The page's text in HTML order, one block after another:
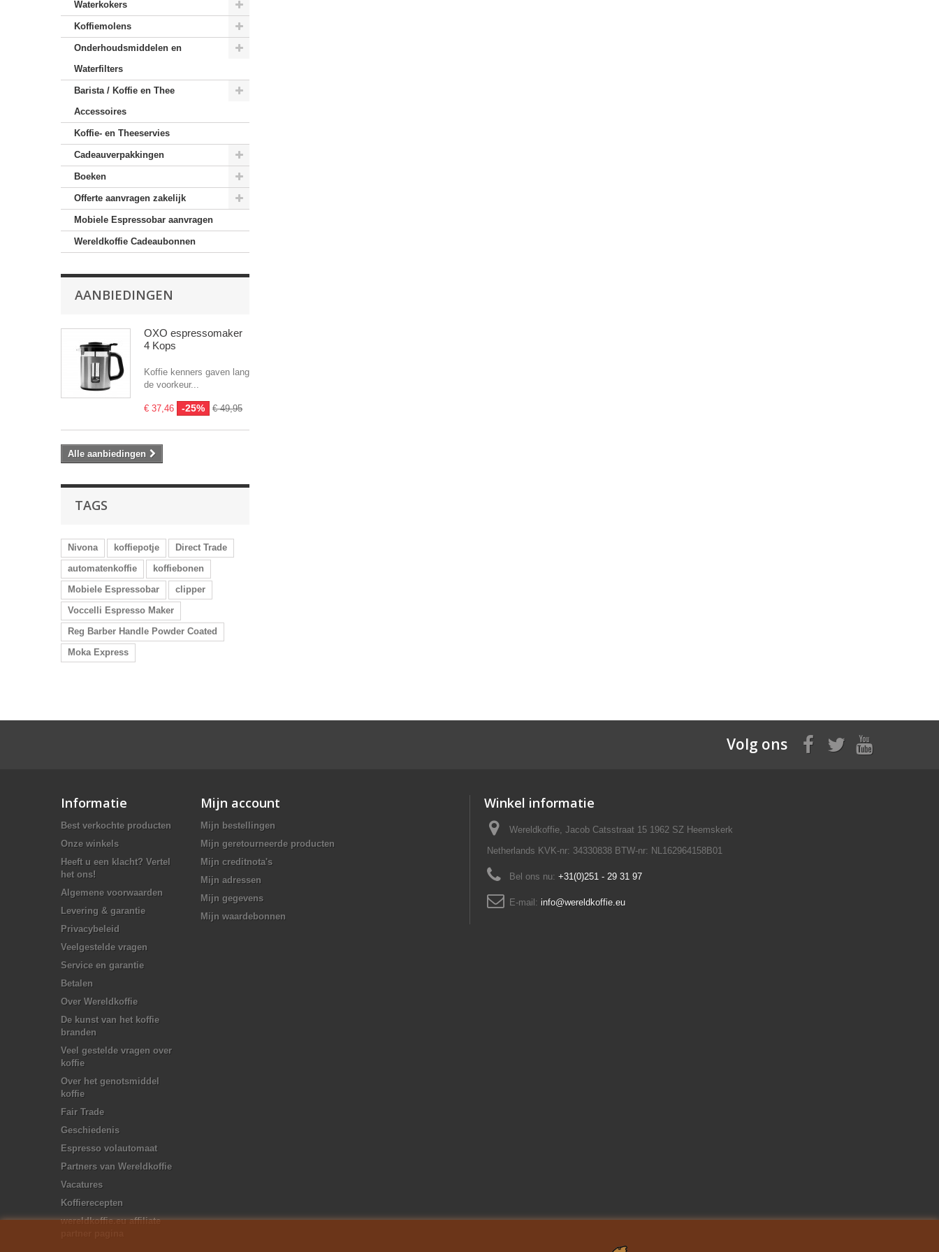
Waterkokers
Koffiemolens
Onderhoudsmiddelen en
Waterfilters
Barista / Koffie en Thee
Accessoires
Koffie- en Theeservies
Cadeauverpakkingen
Boeken
Offerte aanvragen zakelijk
Mobiele Espressobar aanvragen
Wereldkoffie Cadeaubonnen
AANBIEDINGEN
OXO espressomaker
4 Kops
Koffie kenners gaven lang
de voorkeur...
€ 37,46 -25% € 49,95
Alle aanbiedingen
TAGS
Nivona koffiepotje
Direct Trade
automatenkoffie
koffiebonen
Mobiele Espressobar
clipper
Voccelli Espresso Maker
Reg Barber Handle Powder Coated
Moka Express
Volg ons
Informatie
Best verkochte producten
Onze winkels
Heeft u een klacht? Vertel
het ons!
Algemene voorwaarden
Levering & garantie
Privacybeleid
Veelgestelde vragen
Service en garantie
Betalen
Over Wereldkoffie
De kunst van het koffie
branden
Veel gestelde vragen over
koffie
Over het genotsmiddel
koffie
Fair Trade
Geschiedenis
Espresso volautomaat
Partners van Wereldkoffie
Vacatures
Koffierecepten
wereldkoffie.eu affiliate
Mijn account
Mijn bestellingen
Mijn geretourneerde producten
Mijn creditnota's
Mijn adressen
Mijn gegevens
Mijn waardebonnen
Winkel informatie
Wereldkoffie, Jacob Catsstraat 15 1962 SZ Heemskerk
Netherlands KVK-nr: 34330838 BTW-nr: NL162964158B01
Bel ons nu: +31(0)251 - 29 31 97
E-mail: info@wereldkoffie.eu